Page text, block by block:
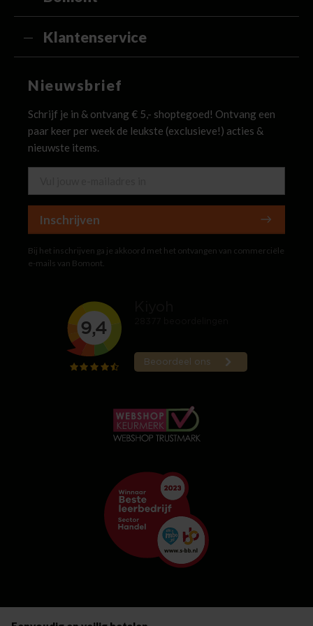
Klantenservice
Nieuwsbrief
Schrijf je in & ontvang € 5,- shoptegoed! Ontvang een
paar keer per week de leukste (exclusieve!) acties &
nieuwste items.
Inschrijven
Bij het inschrijven ga je akkoord met het ontvangen van commerciële
e-mails van Bomont.